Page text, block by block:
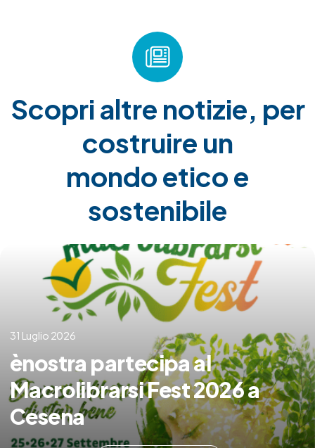
Scopri altre notizie, per
costruire un
mondo etico e
sostenibile
31 Luglio 2026
ènostra partecipa al
Macrolibrarsi Fest 2026 a
Cesena